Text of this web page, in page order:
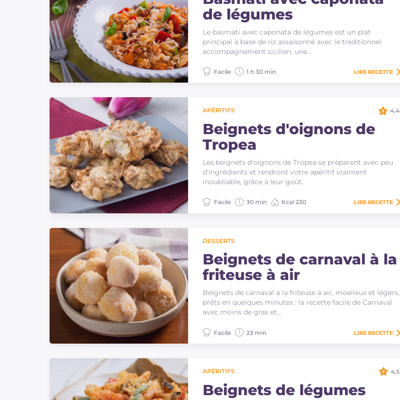
de légumes
Le basmati avec caponata de légumes est un plat
principal à base de riz assaisonné avec le traditionnel
accompagnement sicilien, une…
Facile 1 h 30 min LIRE RECETTE
APÉRITIFS
Beignets d'oignons de
Tropea
Les beignets d'oignons de Tropea se préparent avec peu
d'ingrédients et rendront votre apéritif vraiment
inoubliable, grâce à leur goût.
4.4
Facile 30 min Kcal 230 LIRE RECETTE
DESSERTS
Beignets de carnaval à la
friteuse à air
Beignets de carnaval à la friteuse à air, moelleux et légers,
prêts en quelques minutes : la recette facile de Carnaval
avec moins de gras et…
Facile 23 min LIRE RECETTE
APÉRITIFS
Beignets de légumes
4.5